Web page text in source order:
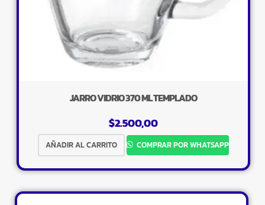
JARRO VIDRIO 370 ML TEMPLADO
$2.500,00
AÑADIR AL CARRITO COMPRAR POR WHATSAPP